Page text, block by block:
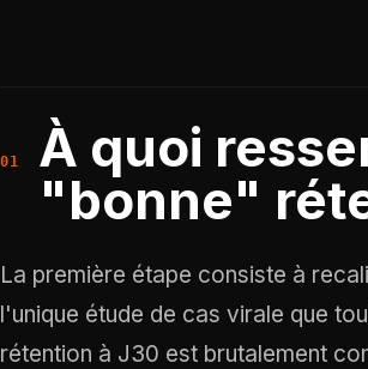
À quoi
"bonne"
La première étape consiste à
l'unique étude de cas virale que
rétention à J30 est brutalement